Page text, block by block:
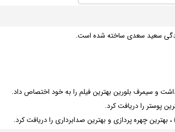
سعید سعدی ساخته شده است.
و سیمرف بلورین بهترین فیلم را به خود اختصاص داد.
پوستر را دریافت کرد.
چهره پردازی و بهترین صدابرداری را دریافت کرد.